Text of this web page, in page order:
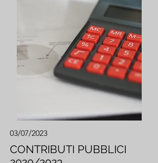
03/07/2023
CONTRIBUTI PUBBLICI